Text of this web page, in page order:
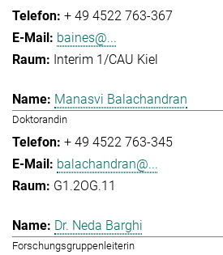
+ 49 4522 763-367
baines@...
Interim 1/CAU Kiel
Manasvi Balachandran
Doktorandin
+ 49 4522 763-345
balachandran@...
G1.2OG.11
Dr. Neda Barghi
Forschungsgruppenleiterin